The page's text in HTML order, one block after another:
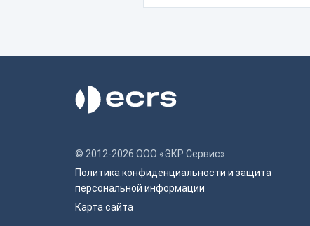
© 2012-2026 ООО «ЭКР Сервис»
Политика конфиденциальности и защита
персональной информации
Карта сайта